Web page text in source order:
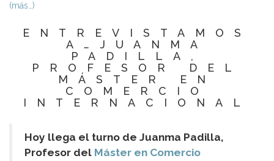
(más…)
ENTREVISTAMOS
A…JUANMA
PADILLA,
PROFESOR DEL
MÁSTER EN
COMERCIO
INTERNACIONAL
Hoy llega el turno de Juanma Padilla,
Profesor del Máster en Comercio